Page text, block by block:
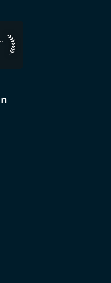
Thema der
2014 mit Mitteln der
1983 Bester deutscher
1983